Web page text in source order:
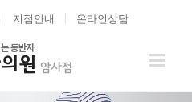
지점안내 온라인상담